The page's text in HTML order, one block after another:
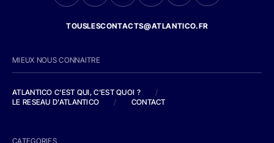
TOUSLESCONTACTS@ATLANTICO.FR
MIEUX NOUS CONNAITRE
ATLANTICO C'EST QUI, C'EST QUOI ?
/
LE RESEAU D'ATLANTICO
/ CONTACT
CATEGORIES